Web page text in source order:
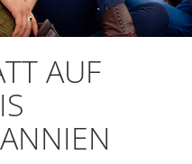
AUF